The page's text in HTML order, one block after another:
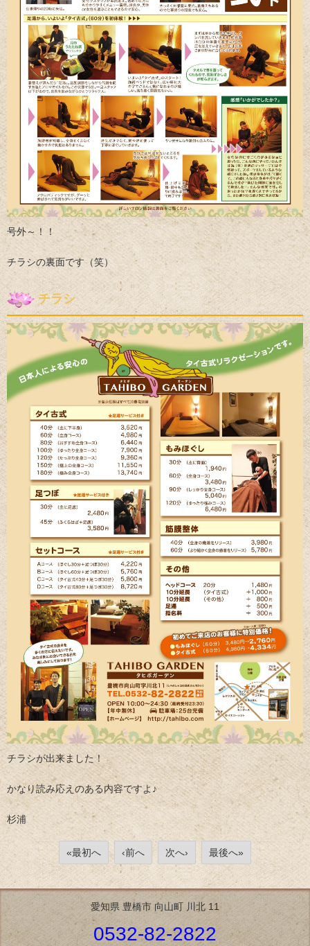
号外～！！
チラシの裏面です（笑）
チラシ
チラシが出来ました！
かなり読み応えのある内容ですよ♪
杉浦
«最初へ ‹前へ 次へ› 最後へ»
愛知県 豊橋市 向山町 川北 11
0532-82-2822